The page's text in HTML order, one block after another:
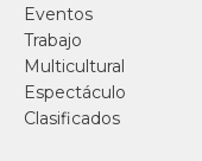
Eventos
Trabajo
Multicultural
Espectáculo
Clasificados